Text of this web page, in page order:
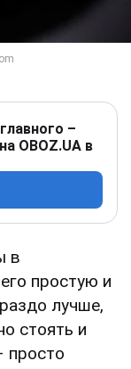
–
OBOZ.UA в
в
простую и
лучше,
стоять и
просто